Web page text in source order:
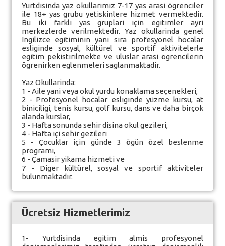
Yurtdisinda yaz okullarimiz 7-17 yas arasi ögrenciler
ile 18+ yas grubu yetiskinlere hizmet vermektedir.
Bu iki farkli yas gruplari için egitimler ayri
merkezlerde verilmektedir. Yaz okullarinda genel
Ingilizce egitiminin yani sira profesyonel hocalar
esliginde sosyal, kültürel ve sportif aktivitelerle
egitim pekistirilmekte ve uluslar arasi ögrencilerin
ögrenirken eglenmeleri saglanmaktadir.
Yaz Okullarinda:
1 - Aile yani veya okul yurdu konaklama seçenekleri,
2 - Profesyonel hocalar esliginde yüzme kursu, at
biniciligi, tenis kursu, golf kursu, dans ve daha birçok
alanda kurslar,
3 - Hafta sonunda sehir disina okul gezileri,
4 - Hafta içi sehir gezileri
5 - Çocuklar için günde 3 ögün özel beslenme
programi,
6 - Çamasir yikama hizmeti ve
7 - Diger kültürel, sosyal ve sportif aktiviteler
bulunmaktadir.
Ücretsiz Hizmetlerimiz
1- Yurtdisinda egitim almis profesyonel